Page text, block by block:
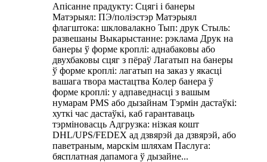
Апісанне прадукту: Сцягі і банеры
Матэрыял: ПЭ/поліэстэр Матэрыял
флагштока: шкловалакно Тып: друк Стыль:
развешаны Выкарыстанне: рэклама Друк на
банеры ў форме кроплі: аднабаковы або
двухбаковы сцяг з пёраў Лагатып на банеры
ў форме кроплі: лагатып на заказ у якасці
вашага твора мастацтва Колер банера ў
форме кроплі: у адпаведнасці з вашым
нумарам PMS або дызайнам Тэрмін дастаўкі:
хуткі час дастаўкі, каб гарантаваць
тэрміновасць Адгрузка: нізкая кошт
DHL/UPS/FEDEX ад дзвярэй да дзвярэй, або
паветраным, марскім шляхам Паслуга:
бясплатная дапамога ў дызайне...